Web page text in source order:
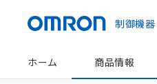
制御機器
ホーム 商品情報